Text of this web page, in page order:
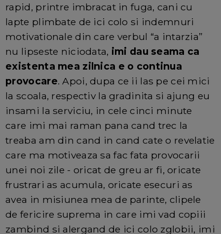
rapid, printre imbracat in fuga, cani cu
lapte plimbate de ici colo si indemnuri
motivationale din care verbul “a intarzia”
nu lipseste niciodata, imi dau seama ca
existenta mea zilnica e o continua
provocare. Apoi, dupa ce ii las pe cei mici
la scoala, respectiv la gradinita si ajung eu
insami la serviciu, in cele cinci minute
care imi mai raman pana cand trec la
treaba am din cand in cand cate o revelatie
care ma motiveaza sa fac fata provocarii
unei noi zile - oricat de greu ar fi, oricate
frustrari as acumula, oricate esecuri as
avea in misiunea mea de parinte, clipele
de fericire suprema in care imi vad copiii
zambind si alergand de ici colo zglobii, imi